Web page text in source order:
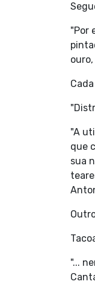
"Por
"A
que
sua
"...